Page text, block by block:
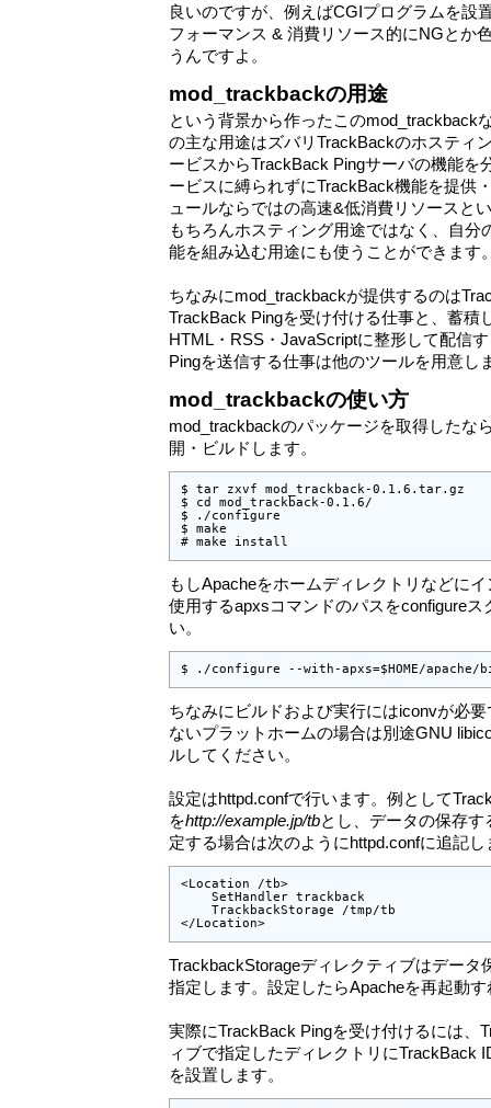
良いのですが、例えばCGIプログラムを設
フォーマンス & 消費リソース的にNGとか
うんですよ。
mod_trackbackの用途
という背景から作ったこのmod_trackback
の主な用途はズバリTrackBackのホスティ
ービスからTrackBack Pingサーバの機能を
ービスに縛られずにTrackBack機能を提供
ュールならではの高速&低消費リソースと
もちろんホスティング用途ではなく、自分
能を組み込む用途にも使うことができます
ちなみにmod_trackbackが提供するのは
TrackBack Pingを受け付ける仕事と、蓄積
HTML・RSS・JavaScriptに整形して配信
Pingを送信する仕事は他のツールを用意し
mod_trackbackの使い方
mod_trackbackのパッケージを取得したな
開・ビルドします。
$ tar zxvf mod_trackback-0.1.6.tar.gz
$ cd mod_trackback-0.1.6/
$ ./configure
$ make
# make install
もしApacheをホームディレクトリなどに
使用するapxsコマンドのパスをconfigure
い。
$ ./configure --with-apxs=$HOME/apache/
ちなみにビルドおよび実行にはiconvが必
ないプラットホームの場合は別途GNU
ルしてください。
設定はhttpd.confで行います。例として
をhttp://example.jp/tbとし、データの保存
定する場合は次のようにhttpd.confに追記し
<Location /tb>
    SetHandler trackback
    TrackbackStorage /tmp/tb
</Location>
TrackbackStorageディレクティブはデータ
指定します。設定したらApacheを再起動
実際にTrackBack Pingを受け付けるには、
ィブで指定したディレクトリにTrackBack
を設置します。